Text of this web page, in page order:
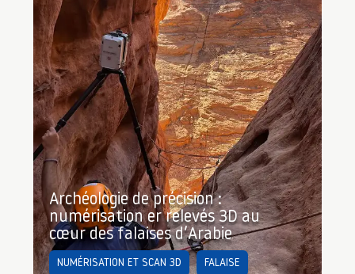
Archéologie de précision :
numérisation er relevés 3D au
cœur des falaises d’Arabie
NUMÉRISATION ET SCAN 3D FALAISE